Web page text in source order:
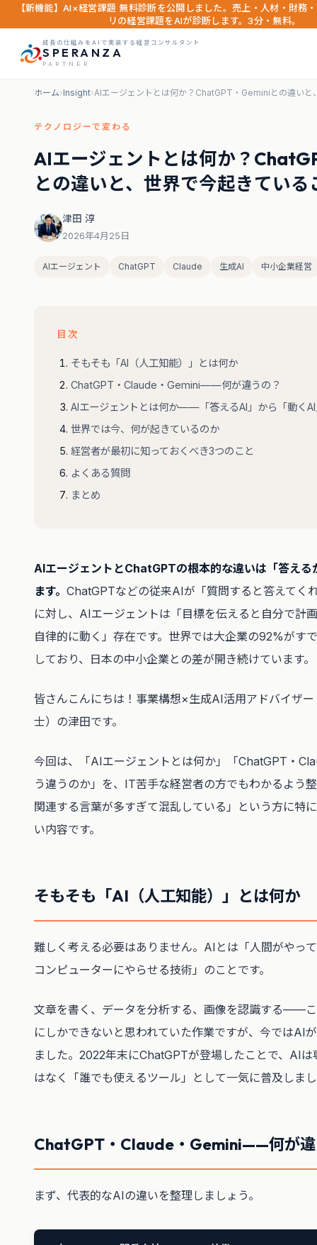
【新機能】AI×経営課題 無料診断を公開しました。売上・人材・財務
リの経営課題をAIが診断します。3分・無料。
成長の仕組みをAIで実装する経営コンサルタント
SPERANZA
PARTNER
ホーム›Insight›AIエージェントとは何か？ChatGPT・Geminiとの違いと
テクノロジーで変わる
AIエージェントとは何か？
との違いと、世界で今起きている
津田 淳
2026年4月25日
AIエージェント ChatGPT Claude 生成AI 中小企業経営
目次
そもそも「AI（人工知能）」とは何か
ChatGPT・Claude・Gemini——何が違うの？
AIエージェントとは何か——「答えるAI」から「動く
世界では今、何が起きているのか
経営者が最初に知っておくべき3つのこと
よくある質問
まとめ
AIエージェントとChatGPTの根本的な違いは「答える
ます。 ChatGPTなどの従来AIが「質問すると答えてく
に対し、AIエージェントは「目標を伝えると自分で計
自律的に動く」存在です。世界では大企業の92%がす
しており、日本の中小企業との差が開き続けています。
皆さんこんにちは！事業構想×生成AI活用アドバイザ
士）の津田です。
今回は、「AIエージェントとは何か」「ChatGPT・
う違うのか」を、IT苦手な経営者の方でもわかるよう
関連する言葉が多すぎて混乱している」という方に特
い内容です。
そもそも「AI（人工知能）」とは何か
難しく考える必要はありません。AIとは「人間がやっ
コンピューターにやらせる技術」のことです。
文章を書く、データを分析する、画像を認識する——
にしかできないと思われていた作業ですが、今ではAI
ました。2022年末にChatGPTが登場したことで、AI
はなく「誰でも使えるツール」として一気に普及しま
ChatGPT・Claude・Gemini——何が違
まず、代表的なAIの違いを整理しましょう。